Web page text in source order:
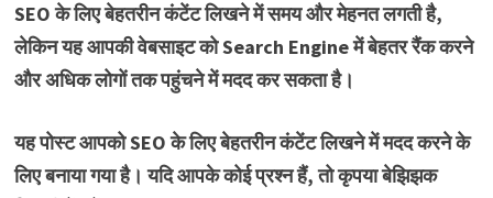
SEO के लिए बेहतरीन कंटेंट लिखने में समय और मेहनत लगती है,
लेकिन यह आपकी वेबसाइट को Search Engine में बेहतर रैंक करने
और अधिक लोगों तक पहुंचने में मदद कर सकता है।
यह पोस्ट आपको SEO के लिए बेहतरीन कंटेंट लिखने में मदद करने के
लिए बनाया गया है। यदि आपके कोई प्रश्न हैं, तो कृपया बेझिझक